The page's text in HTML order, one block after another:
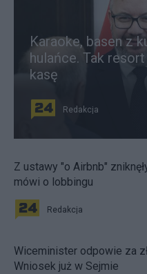
Karaoke, basen z
hulańce. Tak
kasę
Redakcja
Z ustawy "o Airbnb"
mówi o lobbingu
Redakcja
Wiceminister odpowie za
Wniosek już w Sejmie